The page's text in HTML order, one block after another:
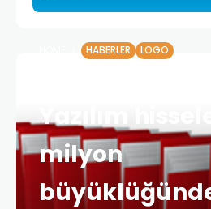
HABERLER LOGO
Yazılım
milyon